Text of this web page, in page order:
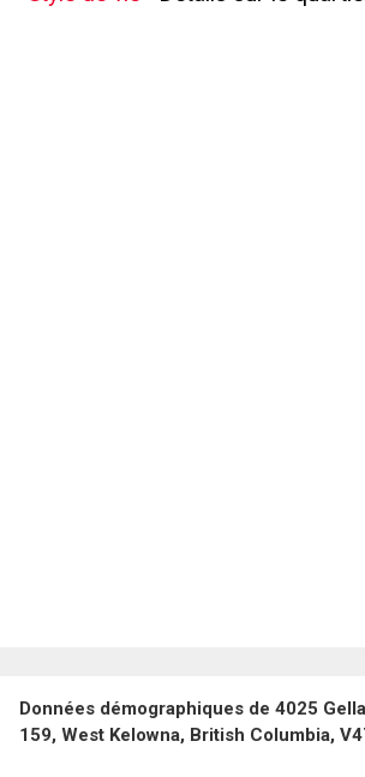
Données démographiques de 4025
159, West Kelowna, British Columbia,